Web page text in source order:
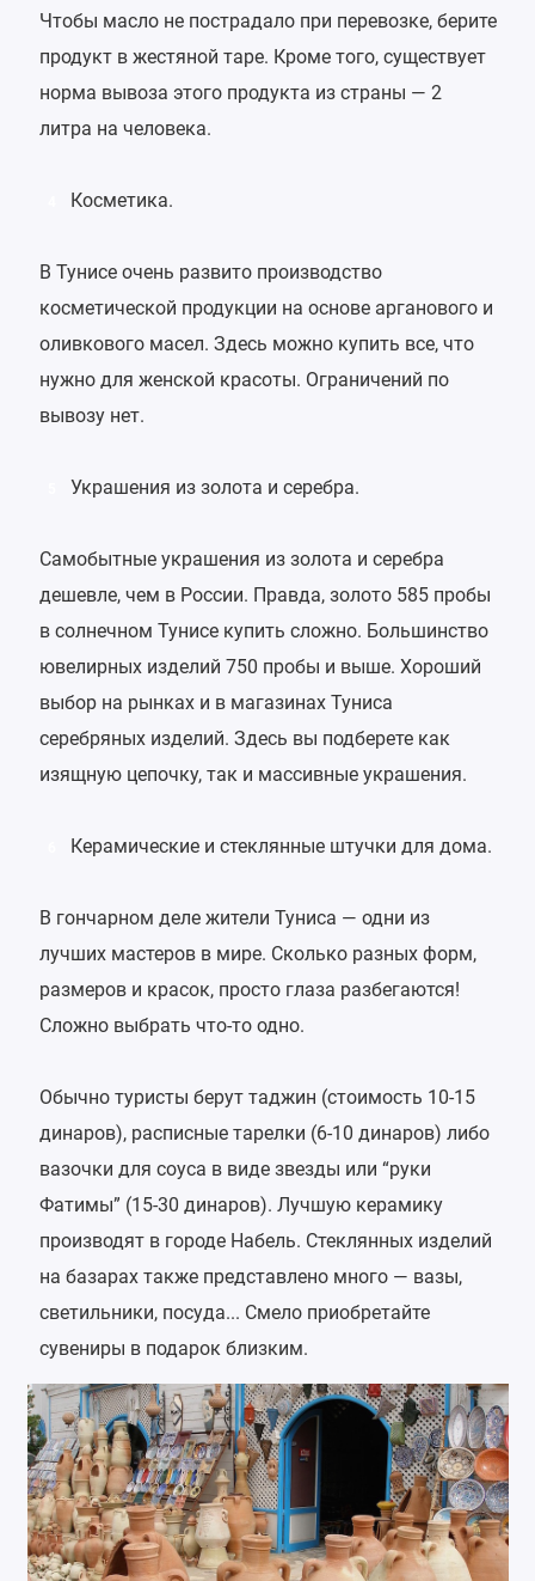
Чтобы масло не пострадало при перевозке, берите
продукт в жестяной таре. Кроме того, существует
норма вывоза этого продукта из страны — 2
литра на человека.
Косметика.
В Тунисе очень развито производство
косметической продукции на основе арганового и
оливкового масел. Здесь можно купить все, что
нужно для женской красоты. Ограничений по
вывозу нет.
Украшения из золота и серебра.
Самобытные украшения из золота и серебра
дешевле, чем в России. Правда, золото 585 пробы
в солнечном Тунисе купить сложно. Большинство
ювелирных изделий 750 пробы и выше. Хороший
выбор на рынках и в магазинах Туниса
серебряных изделий. Здесь вы подберете как
изящную цепочку, так и массивные украшения.
Керамические и стеклянные штучки для дома.
В гончарном деле жители Туниса — одни из
лучших мастеров в мире. Сколько разных форм,
размеров и красок, просто глаза разбегаются!
Сложно выбрать что-то одно.
Обычно туристы берут таджин (стоимость 10-15
динаров), расписные тарелки (6-10 динаров) либо
вазочки для соуса в виде звезды или “руки
Фатимы” (15-30 динаров). Лучшую керамику
производят в городе Набель. Стеклянных изделий
на базарах также представлено много — вазы,
светильники, посуда... Смело приобретайте
сувениры в подарок близким.